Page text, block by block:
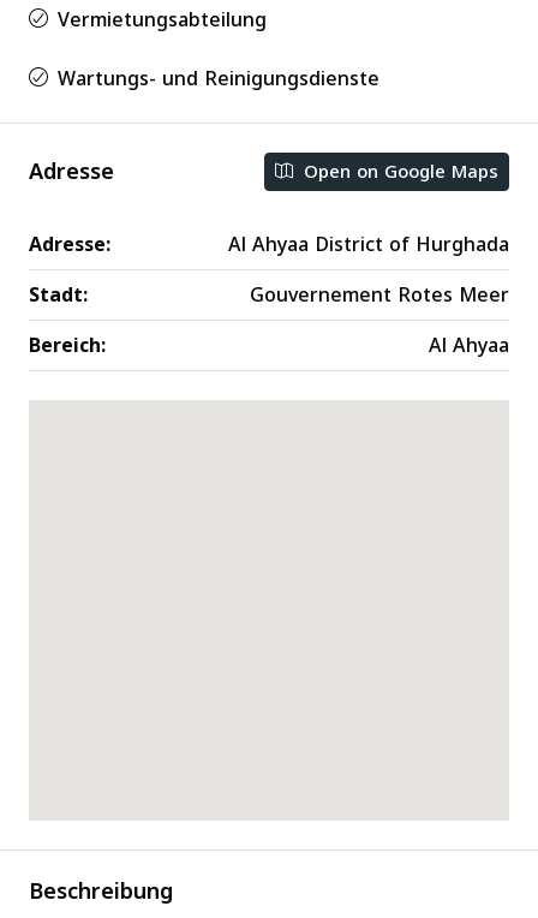
Vermietungsabteilung
Wartungs- und Reinigungsdienste
Adresse Open on Google Maps
Adresse:
Al Ahyaa District of Hurghada
Stadt:
Gouvernement Rotes Meer
Bereich:
Al Ahyaa
Beschreibung